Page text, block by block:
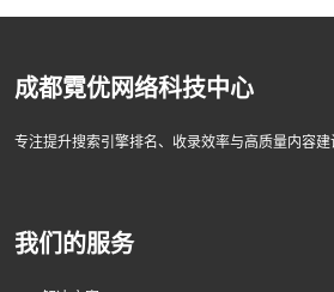
成都霓优网络科技中心
专注提升搜索引擎排名、收录效率与高质量内容建
我们的服务